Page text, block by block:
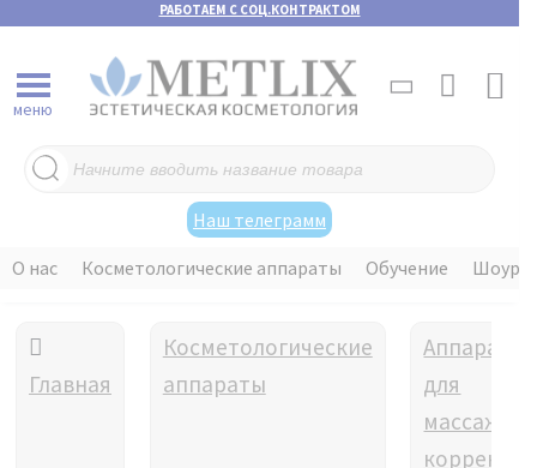
РАБОТАЕМ С СОЦ.КОНТРАКТОМ
Поиск
товаров
Наш телеграмм
меню
О нас Косметологические аппараты Обучение
Главная
Косметологические
аппараты
Аппараты
для
массажа и